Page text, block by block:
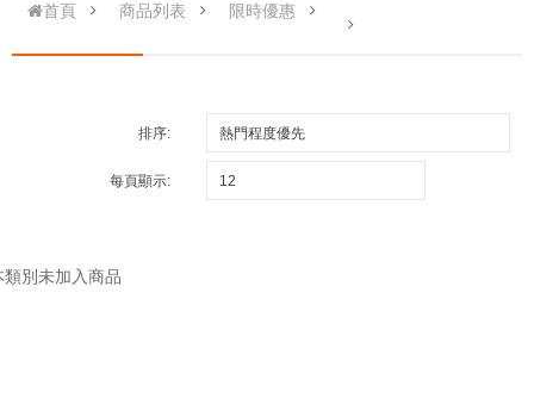
首頁 商品列表 限時優惠
排序:
每頁顯示:
類別未加入商品